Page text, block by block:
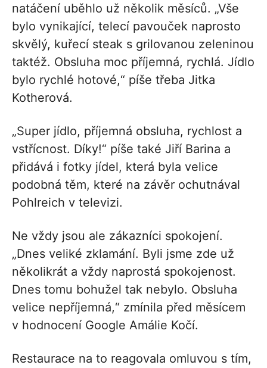
natáčení uběhlo už několik měsíců. „Vše
bylo vynikající, telecí pavouček naprosto
skvělý, kuřecí steak s grilovanou zeleninou
taktéž. Obsluha moc příjemná, rychlá. Jídlo
bylo rychlé hotové,“ píše třeba Jitka
Kotherová.
„Super jídlo, příjemná obsluha, rychlost a
vstřícnost. Díky!“ píše také Jiří Barina a
přidává i fotky jídel, která byla velice
podobná těm, které na závěr ochutnával
Pohlreich v televizi.
Ne vždy jsou ale zákazníci spokojení.
„Dnes veliké zklamání. Byli jsme zde už
několikrát a vždy naprostá spokojenost.
Dnes tomu bohužel tak nebylo. Obsluha
velice nepříjemná,“ zmínila před měsícem
v hodnocení Google Amálie Kočí.
Restaurace na to reagovala omluvou s tím,